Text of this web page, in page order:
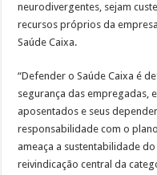
neurodivergentes, sejam
recursos próprios da
Saúde Caixa.
“Defender o Saúde Caixa é
segurança das empregadas,
aposentados e seus
responsabilidade com o
ameaça a sustentabilidade
reivindicação central da